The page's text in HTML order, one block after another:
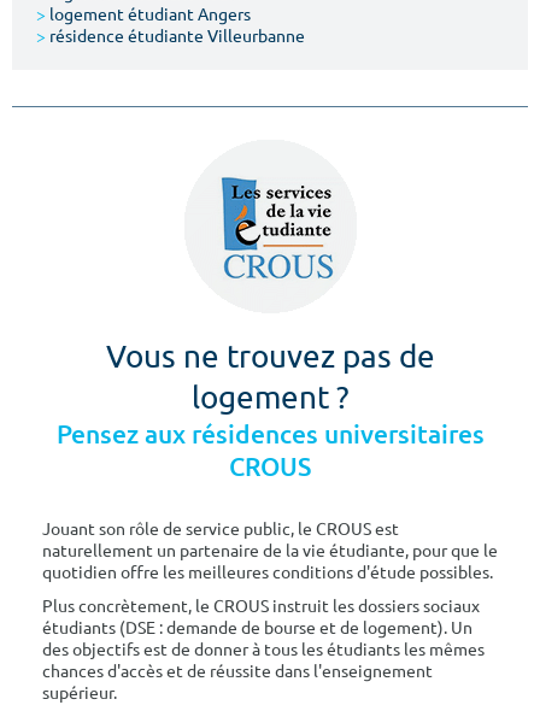
> logement étudiant Angers
> résidence étudiante Villeurbanne
Vous ne trouvez pas de
logement ?
Pensez aux résidences universitaires
CROUS
Jouant son rôle de service public, le CROUS est
naturellement un partenaire de la vie étudiante, pour que le
quotidien offre les meilleures conditions d'étude possibles.
Plus concrètement, le CROUS instruit les dossiers sociaux
étudiants (DSE : demande de bourse et de logement). Un
des objectifs est de donner à tous les étudiants les mêmes
chances d'accès et de réussite dans l'enseignement
supérieur.